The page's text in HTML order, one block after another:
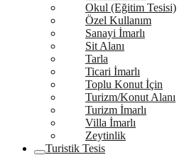
Okul (Eğitim Tesisi)
Özel Kullanım
Sanayi İmarlı
Sit Alanı
Tarla
Ticari İmarlı
Toplu Konut İçin
Turizm/Konut Alanı
Turizm İmarlı
Villa İmarlı
Zeytinlik
Turistik Tesis